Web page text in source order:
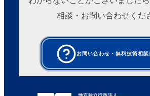
相談・お問い合わせくだ
お問い合わせ・無料技術相談